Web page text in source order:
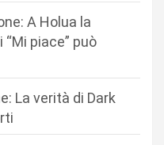
A Holua la
“Mi piace” può
La verità di Dark